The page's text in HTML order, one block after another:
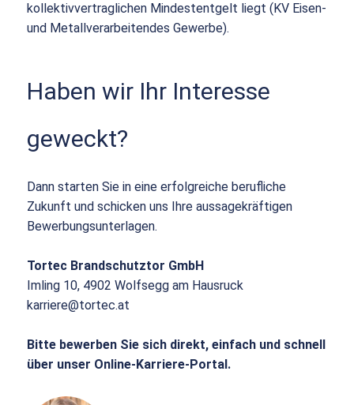
kollektivvertraglichen Mindestentgelt liegt (KV Eisen-
und Metallverarbeitendes Gewerbe).
Haben wir Ihr Interesse
geweckt?
Dann starten Sie in eine erfolgreiche berufliche
Zukunft und schicken uns Ihre aussagekräftigen
Bewerbungsunterlagen.
Tortec Brandschutztor GmbH
Imling 10, 4902 Wolfsegg am Hausruck
karriere@tortec.at
Bitte bewerben Sie sich direkt, einfach und schnell
über unser Online-Karriere-Portal.